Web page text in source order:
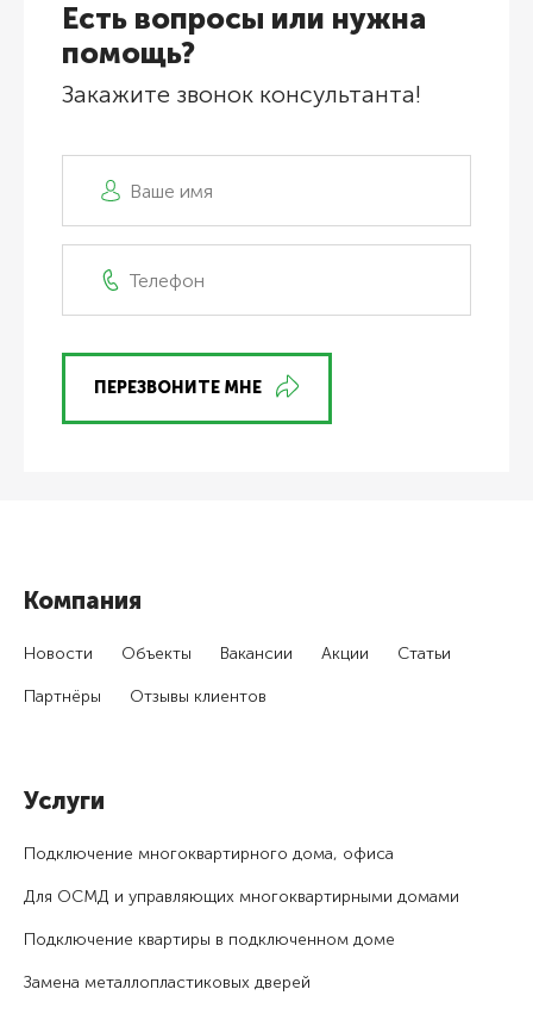
Есть вопросы или нужна
помощь?
Закажите звонок консультанта!
ПЕРЕЗВОНИТЕ МНЕ
Компания
Новости Объекты Вакансии Акции Статьи
Партнёры Отзывы клиентов
Услуги
Подключение много­квартирного дома, офиса
Для ОСМД и управляющих много­квартирными домами
Подключение квартиры в подключенном доме
Замена металлопластиковых дверей